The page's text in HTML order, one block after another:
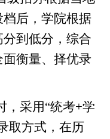
后，学院根据
到低分，综合
衡量、择优录
，采用“统考+学
取方式，在历